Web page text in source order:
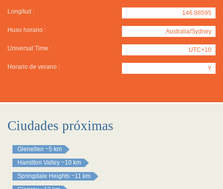
Longitud : 146.88595
Huso horario : Australia/Sydney
Universal Time : UTC+10
Horario de verano : Y
Ciudades próximas
Glenellen ~5 km
Hamilton Valley ~10 km
Springdale Heights ~11 km